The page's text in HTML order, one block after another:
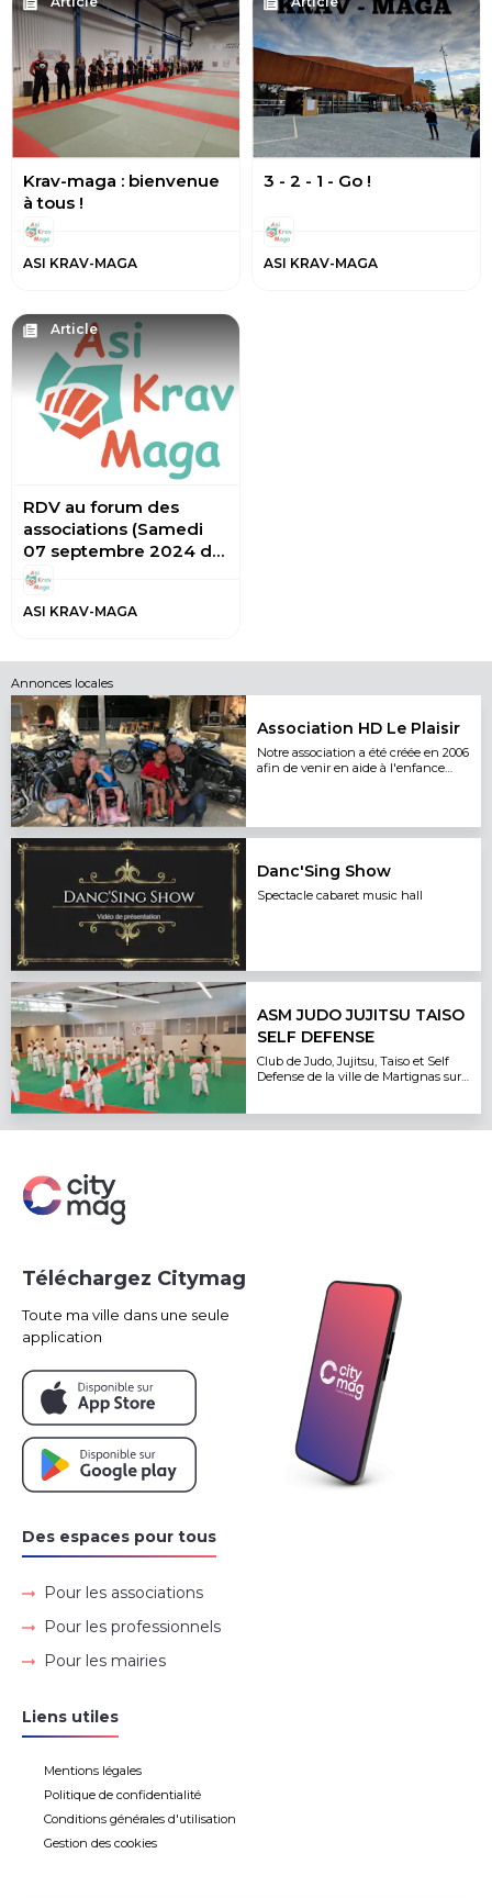
Krav-maga : bienvenue
à tous !
ASI KRAV-MAGA
3 - 2 - 1 - Go !
ASI KRAV-MAGA
Article
RDV au forum des
associations (Samedi
07 septembre 2024 de
09h00 à 12h30)
ASI KRAV-MAGA
Annonces locales
Association HD Le Plaisir
Notre association a été créée en 2006
afin de venir en aide à l'enfance
Danc'Sing Show
Spectacle cabaret music hall
ASM JUDO JUJITSU TAISO
SELF DEFENSE
Club de Judo, Jujitsu, Taiso et Self
Defense de la ville de Martignas sur
Des espaces pour tous
Pour les associations
Pour les professionnels
Pour les mairies
Liens utiles
Mentions légales
Politique de confidentialité
Conditions générales d'utilisation
Gestion des cookies
Téléchargez Citymag
Toute ma ville dans une seule
application